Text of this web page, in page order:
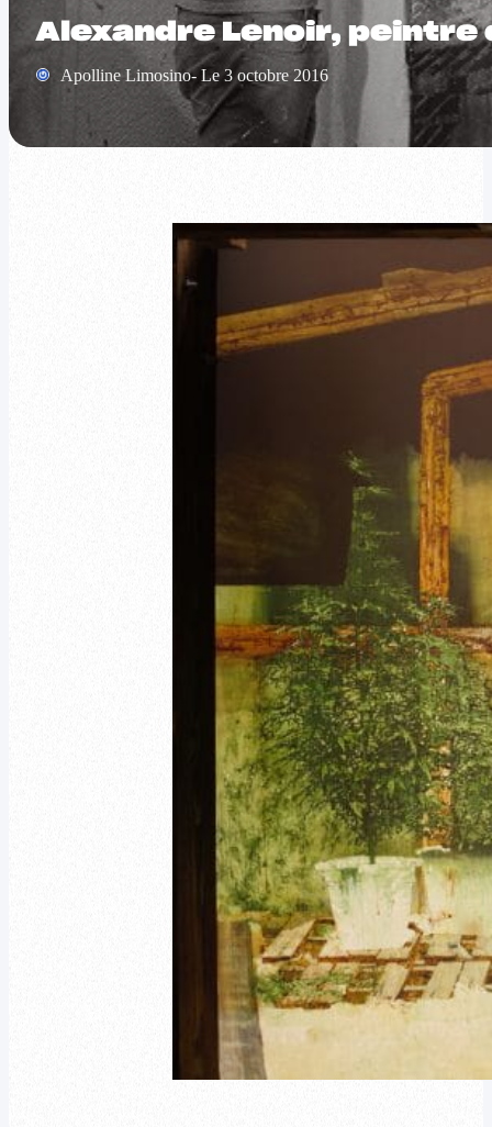
Alexandre Lenoir, peintre
Apolline Limosino- Le 3 octobre 2016